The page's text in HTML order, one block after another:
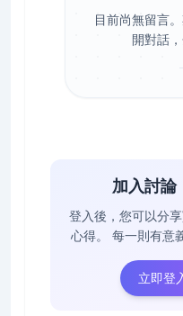
目前尚無留言
開對話
加入討論
登入後，您可以分
心得。
每一則有意
立即登